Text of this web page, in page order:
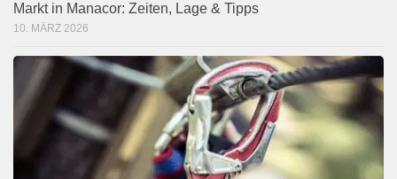
Markt in Manacor: Zeiten, Lage & Tipps
10. MÄRZ 2026